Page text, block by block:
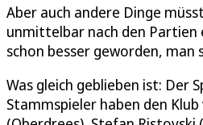
Aber auch andere Dinge
unmittelbar nach den Partien
schon besser geworden,
Was gleich geblieben ist: Der
Stammspieler haben den